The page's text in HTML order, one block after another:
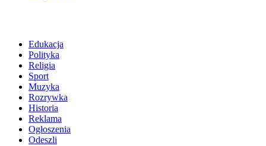
Edukacja
Polityka
Religia
Sport
Muzyka
Rozrywka
Historia
Reklama
Ogłoszenia
Odeszli